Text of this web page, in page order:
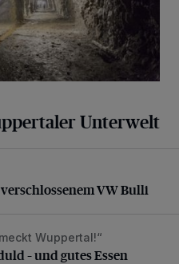
Unterwelt
VW Bulli
VW Bulli
– und gutes Essen
Wuppertal!“
– und gutes Essen